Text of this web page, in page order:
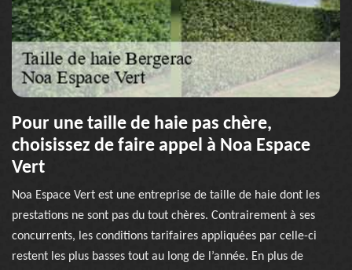
Pour une taille de haie pas chère,
choisissez de faire appel à Noa Espace
Vert
Noa Espace Vert est une entreprise de taille de haie dont les
prestations ne sont pas du tout chères. Contrairement à ses
concurrents, les conditions tarifaires appliquées par celle-ci
restent les plus basses tout au long de l’année. En plus de